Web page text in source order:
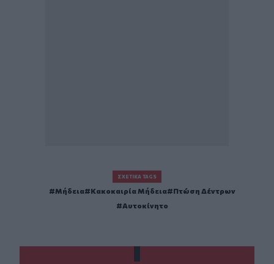
ΣΧΕΤΙΚΆ TAGS
Μήδεια Κακοκαιρία Μήδεια
Πτώση Δέντρων
Αυτοκίνητο